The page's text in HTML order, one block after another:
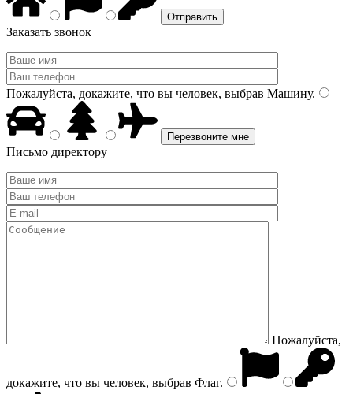
Заказать звонок
Пожалуйста, докажите, что вы человек, выбрав Машину.
Письмо директору
Пожалуйста,
докажите, что вы человек, выбрав Флаг.